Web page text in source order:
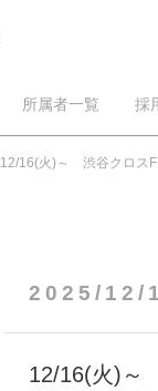
所属者一覧 採
12/16(火)～ 渋谷クロス
2025/12/
12/16(火)～